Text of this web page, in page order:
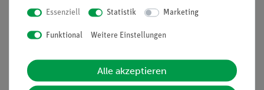
1 x Sicherheitsunterlegplatte
Lieferumfang
Essenziell Statistik Marketing
Funktional Weitere Einstellungen
Alle akzeptieren